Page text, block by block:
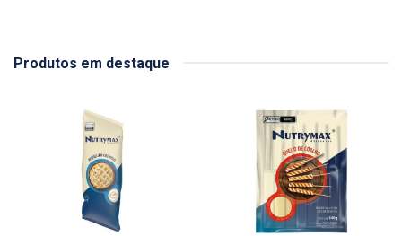
Produtos em destaque